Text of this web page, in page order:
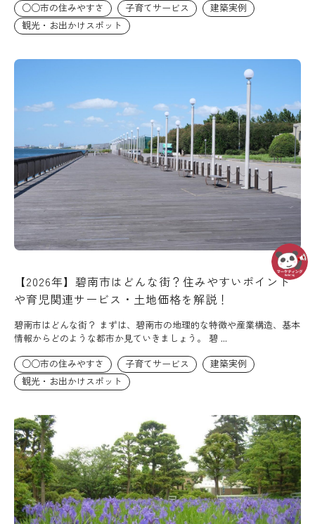
○○市の住みやすさ
子育てサービス
建築実例
観光・お出かけスポット
【2026年】碧南市はどんな街？住みやすいポイント
や育児関連サービス・土地価格を解説！
碧南市はどんな街？ まずは、碧南市の地理的な特徴や産業構造、基本
情報からどのような都市か見ていきましょう。 碧 ...
○○市の住みやすさ
子育てサービス
建築実例
観光・お出かけスポット